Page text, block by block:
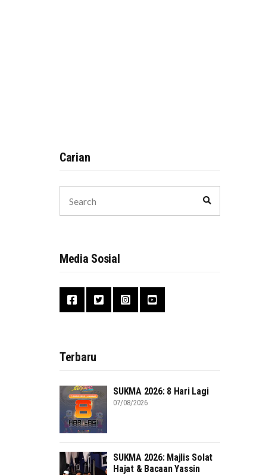
Carian
for:
Media Sosial
Terbaru
SUKMA 2026: 8 Hari Lagi
07/08/2026
SUKMA 2026: Majlis Solat
Hajat & Bacaan Yassin